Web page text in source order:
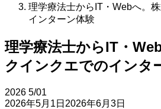
理学療法士からIT・Webへ。
インターン体験
理学療法士からIT・
クインクエでのインタ
2026 5/01
2026年5月1日 2026年6月3日